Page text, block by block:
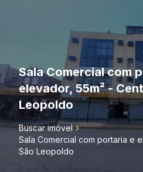
Sala Comercial com
elevador, 55m² -
Leopoldo
Buscar imóvel
Sala Comercial com portaria e
São Leopoldo